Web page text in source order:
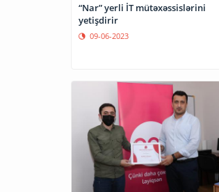
“Nar” yerli İT mütəxəssislərini
yetişdirir
09-06-2023